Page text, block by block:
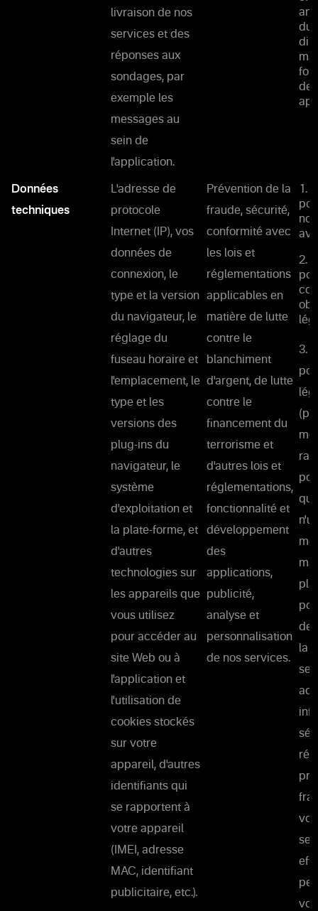
livraison de nos
services et des
réponses aux
sondages, par
exemple les
messages au
sein de
l'application.
du
des
Données
techniques
L'adresse de
protocole
Internet (IP), vos
données de
connexion, le
type et la version
du navigateur, le
réglage du
fuseau horaire et
l'emplacement, le
type et les
versions des
plug-ins du
navigateur, le
système
d'exploitation et
la plate-forme, et
d'autres
technologies sur
les appareils que
vous utilisez
pour accéder au
site Web ou à
l'application et
l'utilisation de
cookies stockés
sur votre
appareil, d'autres
identifiants qui
se rapportent à
votre appareil
(IMEI, adresse
MAC, identifiant
publicitaire, etc.).
Prévention de la
fraude, sécurité,
conformité avec
les lois et
réglementations
applicables en
matière de lutte
contre le
blanchiment
d'argent, de lutte
contre le
financement du
terrorisme et
d'autres lois et
réglementations,
fonctionnalité et
développement
des
applications,
publicité,
analyse et
personnalisation
de nos services.
1.
2.
3.
de
la